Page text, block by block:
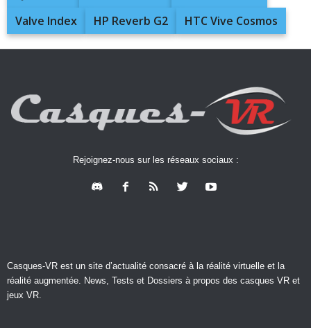
Valve Index
HP Reverb G2 HTC Vive Cosmos
Rejoignez-nous sur les réseaux sociaux :
Casques-VR est un site d’actualité consacré à la réalité virtuelle et la
réalité augmentée. News, Tests et Dossiers à propos des casques VR et
jeux VR.